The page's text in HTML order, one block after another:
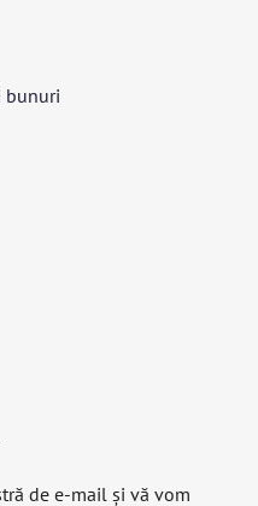
bunuri
de e-mail şi vă vom